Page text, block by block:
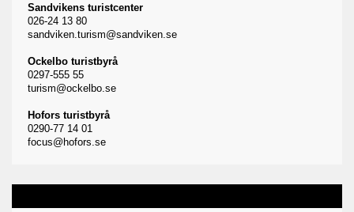
Sandvikens turistcenter
026-24 13 80
sandviken.turism@sandviken.se
Ockelbo turistbyrå
0297-555 55
turism@ockelbo.se
Hofors turistbyrå
0290-77 14 01
focus@hofors.se